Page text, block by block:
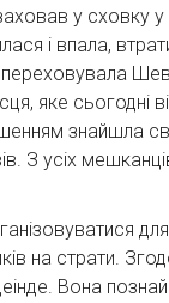
у сховку у
і впала,
переховувала
яке сьогодні
знайшла
З усіх
на страти.
Вона